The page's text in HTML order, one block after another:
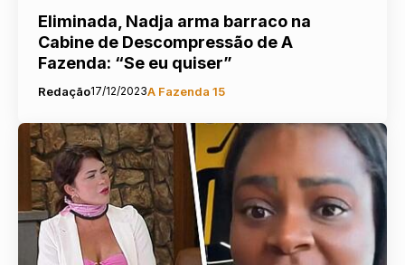
Eliminada, Nadja arma barraco na
Cabine de Descompressão de A
Fazenda: “Se eu quiser”
Redação17/12/2023A Fazenda 15